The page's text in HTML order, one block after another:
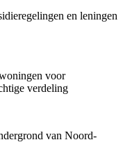
en leningen
voor
verdeling
van Noord-